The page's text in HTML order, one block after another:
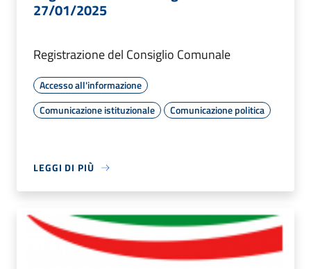
27/01/2025
Registrazione del Consiglio Comunale
Accesso all'informazione
Comunicazione istituzionale
Comunicazione politica
LEGGI DI PIÙ